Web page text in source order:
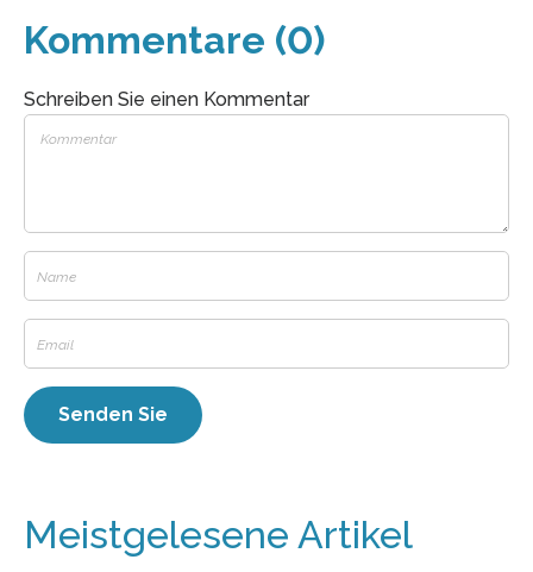
Kommentare (0)
Schreiben Sie einen Kommentar
Meistgelesene Artikel